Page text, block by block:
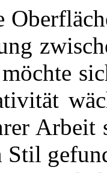
Arbeit
Stil